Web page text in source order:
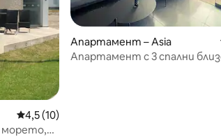
Средна оценка: 4,5 от 5, 10 отзива
4,5 (10)
морето,
Апартамент – Asia
Апартамент с 3 спални